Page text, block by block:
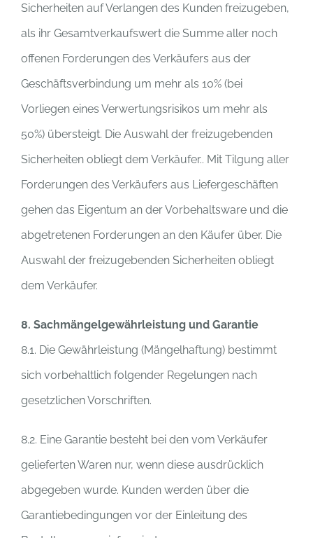
Sicherheiten auf Verlangen des Kunden freizugeben,
als ihr Gesamtverkaufswert die Summe aller noch
offenen Forderungen des Verkäufers aus der
Geschäftsverbindung um mehr als 10% (bei
Vorliegen eines Verwertungsrisikos um mehr als
50%) übersteigt. Die Auswahl der freizugebenden
Sicherheiten obliegt dem Verkäufer.. Mit Tilgung aller
Forderungen des Verkäufers aus Liefergeschäften
gehen das Eigentum an der Vorbehaltsware und die
abgetretenen Forderungen an den Käufer über. Die
Auswahl der freizugebenden Sicherheiten obliegt
dem Verkäufer.
8. Sachmängelgewährleistung und Garantie
8.1. Die Gewährleistung (Mängelhaftung) bestimmt
sich vorbehaltlich folgender Regelungen nach
gesetzlichen Vorschriften.
8.2. Eine Garantie besteht bei den vom Verkäufer
gelieferten Waren nur, wenn diese ausdrücklich
abgegeben wurde. Kunden werden über die
Garantiebedingungen vor der Einleitung des